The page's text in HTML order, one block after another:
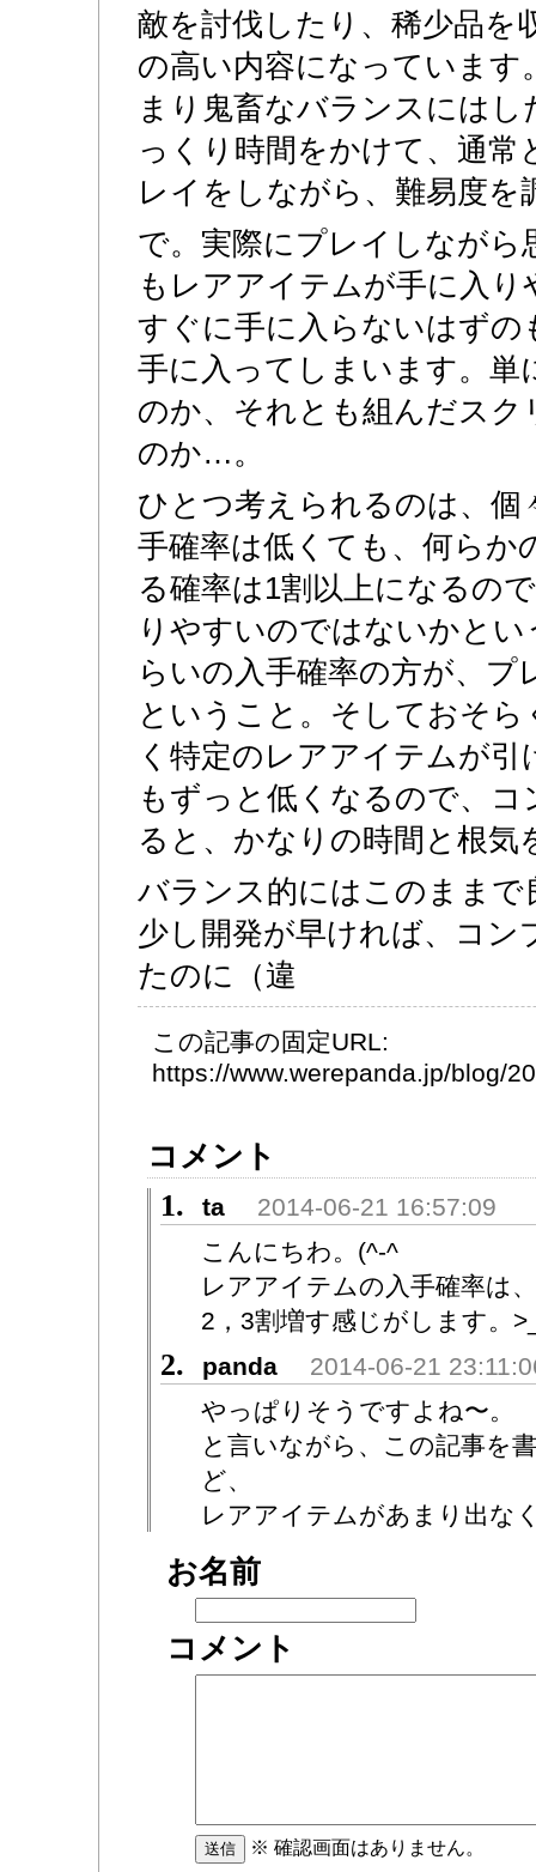
敵を討伐したり、稀少品を
の高い内容になっています
まり鬼畜なバランスには
っくり時間をかけて、通
レイをしながら、難易度を
で。実際にプレイしなが
もレアアイテムが手に入
すぐに手に入らないはず
手に入ってしまいます。単
のか、それとも組んだス
のか…。
ひとつ考えられるのは、
手確率は低くても、何らか
る確率は1割以上になるの
りやすいのではないかと
らいの入手確率の方が、
ということ。そしておそ
く特定のレアアイテムが
もずっと低くなるので、
ると、かなりの時間と根気
バランス的にはこのまま
少し開発が早ければ、コン
たのに（違
この記事の固定URL:
https://www.werepanda.jp/blog/
コメント
1. ta
2014-06-21 16:57:09
こんにちわ。(^-^
レアアイテムの入手確率は
2，3割増す感じがします。
2. panda
2014-06-21
やっぱりそうですよね〜。
と言いながら、この記事を
ど、
レアアイテムがあまり出な
お名前
コメント
※ 確認画面はありません。